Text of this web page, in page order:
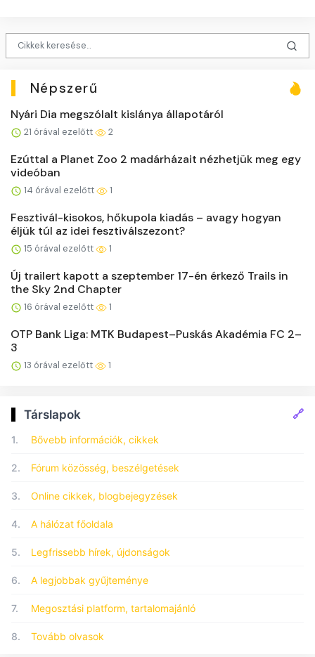
Népszerű
Nyári Dia megszólalt kislánya állapotáról
21 órával ezelőtt 2
Ezúttal a Planet Zoo 2 madárházait nézhetjük meg egy
videóban
14 órával ezelőtt 1
Fesztivál-kisokos, hőkupola kiadás – avagy hogyan
éljük túl az idei fesztiválszezont?
15 órával ezelőtt 1
Új trailert kapott a szeptember 17-én érkező Trails in
the Sky 2nd Chapter
16 órával ezelőtt 1
OTP Bank Liga: MTK Budapest–Puskás Akadémia FC 2–
3
13 órával ezelőtt 1
Társlapok 🔗
1. Bővebb információk, cikkek
2. Fórum közösség, beszélgetések
3. Online cikkek, blogbejegyzések
4. A hálózat főoldala
5. Legfrissebb hírek, újdonságok
6. A legjobbak gyűjteménye
7. Megosztási platform, tartalomajánló
8. Tovább olvasok